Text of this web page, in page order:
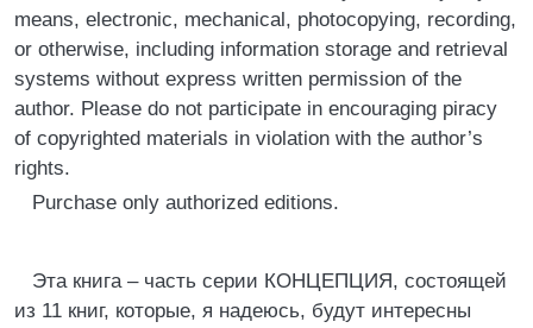
means, electronic, mechanical, photocopying, recording,
or otherwise, including information storage and retrieval
systems without express written permission of the
author. Please do not participate in encouraging piracy
of copyrighted materials in violation with the author’s
rights.
Purchase only authorized editions.
Эта книга – часть серии КОНЦЕПЦИЯ, состоящей
из 11 книг, которые, я надеюсь, будут интересны